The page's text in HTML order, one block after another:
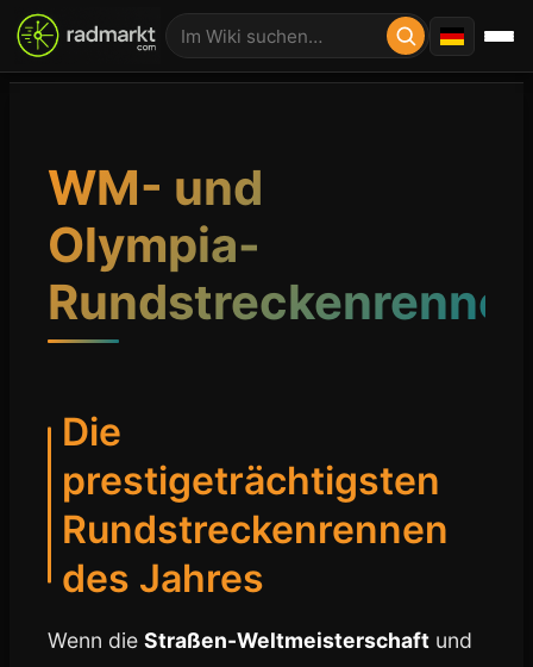
WM- und
Olympia-
Die
prestigeträchtigsten
Rundstreckenrennen
des Jahres
Wenn die Straßen-Weltmeisterschaft und